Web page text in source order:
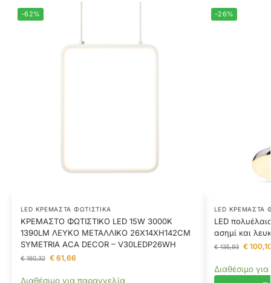
-62%
LED ΚΡΕΜΑΣΤΆ ΦΩΤΙΣΤΙΚΆ
ΚΡΕΜΑΣΤΟ ΦΩΤΙΣΤΙΚΟ LED 15W 3000K
1390LM ΛΕΥΚΟ ΜΕΤΑΛΛΙΚΟ 26X14XH142CM
SYMETRIA ACA DECOR – V30LEDP26WH
€160,32 €61,66
Διαθέσιμο για παραγγελία
-26%
LED ΚΡΕΜΑΣΤΆ
LED
ασημί και
€135,93 €
Διαθέσιμο